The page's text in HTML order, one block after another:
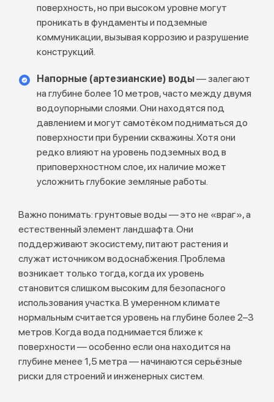
поверхность, но при высоком уровне могут
проникать в фундаменты и подземные
коммуникации, вызывая коррозию и разрушение
конструкций.
Напорные (артезианские) воды— залегают
на глубине более 10 метров, часто между двумя
водоупорными слоями. Они находятся под
давлением и могут самотёком подниматься до
поверхности при бурении скважины. Хотя они
редко влияют на уровень подземных вод в
приповерхностном слое, их наличие может
усложнить глубокие земляные работы.
Важно понимать: грунтовые воды — это не «враг», а
естественный элемент ландшафта. Они
поддерживают экосистему, питают растения и
служат источником водоснабжения. Проблема
возникает только тогда, когда их уровень
становится слишком высоким для безопасного
использования участка. В умеренном климате
нормальным считается уровень на глубине более 2–3
метров. Когда вода поднимается ближе к
поверхности — особенно если она находится на
глубине менее 1,5 метра — начинаются серьёзные
риски для строений и инженерных систем.